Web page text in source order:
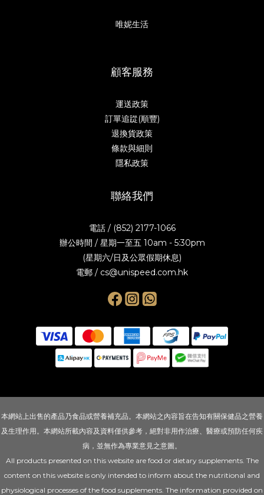
唯妮生活
顧客服務
運送政策
訂單追踨(順豐)
退換貨政策
條款與細則
隱私政策
聯絡我們
電話 / (852) 2177-1066
辦公時間 / 星期一至五 10am - 5:30pm
(星期六/日及公眾假期休息)
電郵 / cs@unispeed.com.hk
本網站上出售的產品乃食品或營養補充品。本網站之內容旨在告知有關保健品之營養
及生理作用。本網站所載內容及資料僅供參考，絕對非用作治療、醫療或預防任何疾
病，並無作為專業意見之意圖。
All products presented on this website are food or dietary supplements. The
content on this website is only intended to inform about the nutritional and
physiological processes of the food supplements. The information provided on